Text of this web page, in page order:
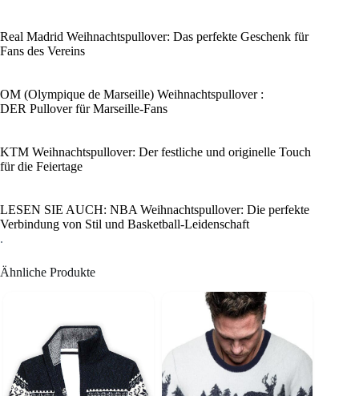
Real Madrid Weihnachtspullover: Das perfekte Geschenk für
Fans des Vereins
OM (Olympique de Marseille) Weihnachtspullover :
DER Pullover für Marseille-Fans
KTM Weihnachtspullover: Der festliche und originelle Touch
für die Feiertage
LESEN SIE AUCH: NBA Weihnachtspullover: Die perfekte
Verbindung von Stil und Basketball-Leidenschaft
.
Ähnliche Produkte